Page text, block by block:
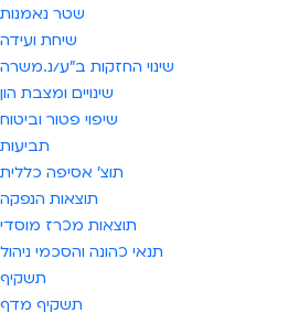
שטר נאמנות
שיחת ועידה
שינוי החזקות ב"ע/נ.משרה
שינויים ומצבת הון
שיפוי פטור וביטוח
תביעות
תוצ' אסיפה כללית
תוצאות הנפקה
תוצאות מכרז מוסדי
תנאי כהונה והסכמי ניהול
תשקיף
תשקיף מדף